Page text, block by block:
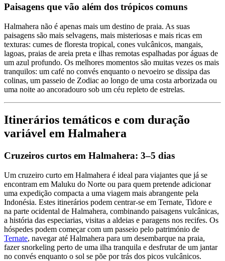
Paisagens que vão além dos trópicos comuns
Halmahera não é apenas mais um destino de praia. As suas
paisagens são mais selvagens, mais misteriosas e mais ricas em
texturas: cumes de floresta tropical, cones vulcânicos, mangais,
lagoas, praias de areia preta e ilhas remotas espalhadas por águas de
um azul profundo. Os melhores momentos são muitas vezes os mais
tranquilos: um café no convés enquanto o nevoeiro se dissipa das
colinas, um passeio de Zodiac ao longo de uma costa arborizada ou
uma noite ao ancoradouro sob um céu repleto de estrelas.
Itinerários temáticos e com duração
variável em Halmahera
Cruzeiros curtos em Halmahera: 3–5 dias
Um cruzeiro curto em Halmahera é ideal para viajantes que já se
encontram em Maluku do Norte ou para quem pretende adicionar
uma expedição compacta a uma viagem mais abrangente pela
Indonésia. Estes itinerários podem centrar-se em Ternate, Tidore e
na parte ocidental de Halmahera, combinando paisagens vulcânicas,
a história das especiarias, visitas a aldeias e paragens nos recifes. Os
hóspedes podem começar com um passeio pelo património de
Ternate, navegar até Halmahera para um desembarque na praia,
fazer snorkeling perto de uma ilha tranquila e desfrutar de um jantar
no convés enquanto o sol se põe por trás dos picos vulcânicos.